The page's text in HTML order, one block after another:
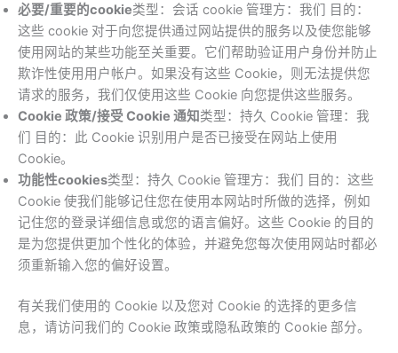
必要/重要的cookie类型：会话 cookie 管理方：我们 目的：
这些 cookie 对于向您提供通过网站提供的服务以及使您能够
使用网站的某些功能至关重要。它们帮助验证用户身份并防止
欺诈性使用用户帐户。如果没有这些 Cookie，则无法提供您
请求的服务，我们仅使用这些 Cookie 向您提供这些服务。
Cookie 政策/接受 Cookie 通知类型：持久 Cookie 管理：我
们 目的：此 Cookie 识别用户是否已接受在网站上使用
Cookie。
功能性cookies类型：持久 Cookie 管理方：我们 目的：这些
Cookie 使我们能够记住您在使用本网站时所做的选择，例如
记住您的登录详细信息或您的语言偏好。这些 Cookie 的目的
是为您提供更加个性化的体验，并避免您每次使用网站时都必
须重新输入您的偏好设置。
有关我们使用的 Cookie 以及您对 Cookie 的选择的更多信
息，请访问我们的 Cookie 政策或隐私政策的 Cookie 部分。